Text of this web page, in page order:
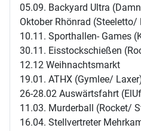
05.09. Backyard Ultra
Oktober Rhönrad (Steeletto/
10.11. Sporthallen- Games
30.11. Eisstockschießen
12.12 Weihnachtsmarkt
19.01. ATHX (Gymlee/
26-28.02 Auswärtsfahrt
11.03. Murderball (Rocket/
16.04. Stellvertreter